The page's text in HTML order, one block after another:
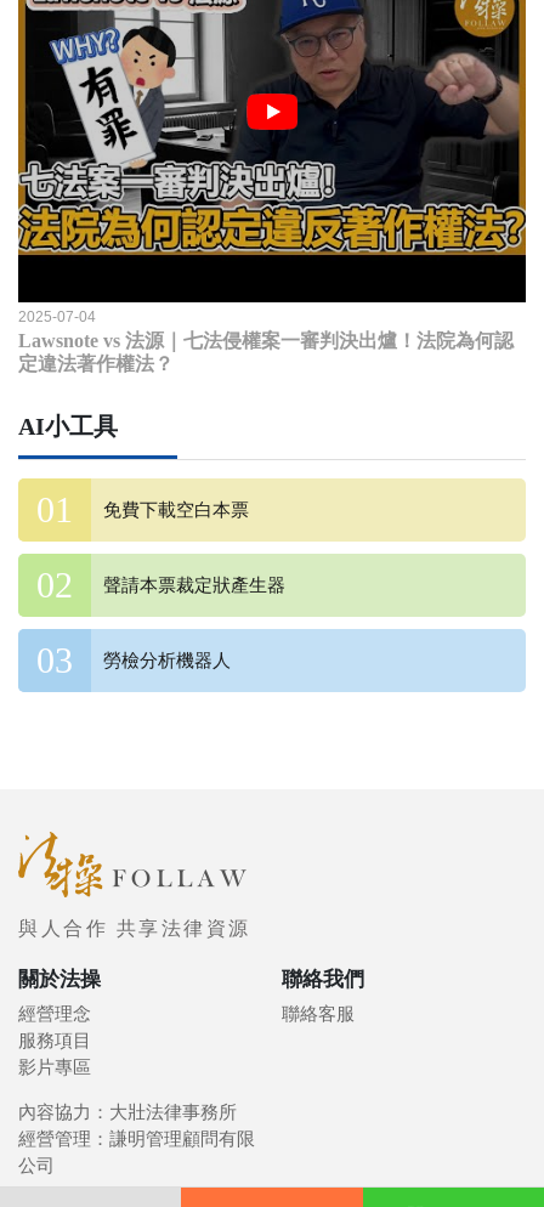
2025-07-04
Lawsnote vs 法源｜七法侵權案一審判決出爐！法院為何認
定違法著作權法？
AI小工具
免費下載空白本票
聲請本票裁定狀產生器
勞檢分析機器人
與人合作 共享法律資源
關於法操
經營理念
服務項目
影片專區
聯絡我們
聯絡客服
內容協力：大壯法律事務所
經營管理：謙明管理顧問有限
公司